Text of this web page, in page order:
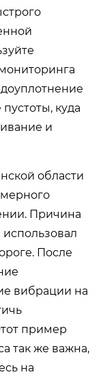
куда
и
области
Причина
использовал
После
вибрации на
пример
так же важна,
на